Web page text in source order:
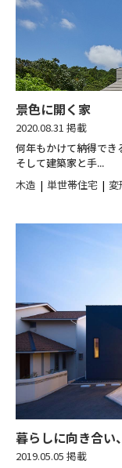
景色に開く家
2020.08.31 掲載
何年もかけて納得でき
そして建築家と手...
木造
単世帯住宅 変
暮らしに向き合い
2019.05.05 掲載